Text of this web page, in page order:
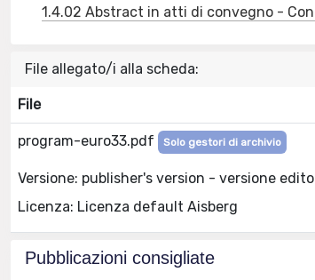
1.4.02 Abstract in atti di convegno -
File allegato/i alla scheda:
File
program-euro33.pdf Solo gestori di archivio
Versione: publisher's version - versione
Licenza: Licenza default Aisberg
Pubblicazioni consigliate